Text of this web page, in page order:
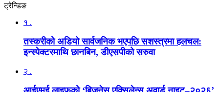
ट्रेन्डिङ
१ .
तस्करीको अडियो सार्वजनिक भएपछि सशस्त्रमा हलचल:
इन्स्पेक्टरमाथि छानबिन, डीएसपीको सरुवा
२ .